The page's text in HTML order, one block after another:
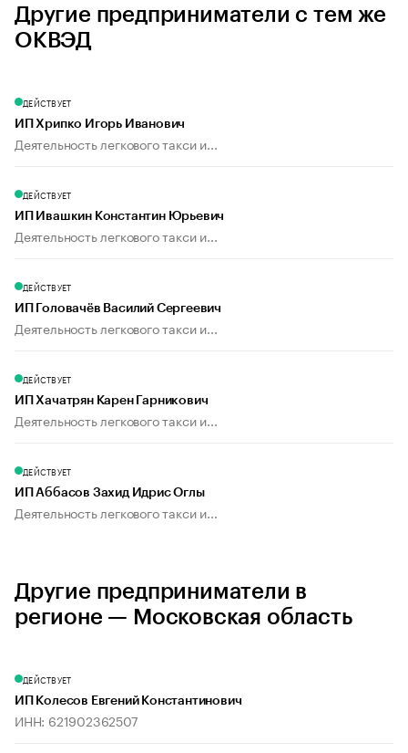
Другие предприниматели с тем же
ОКВЭД
ДЕЙСТВУЕТ
ИП Хрипко Игорь Иванович
Деятельность легкового такси и...
ДЕЙСТВУЕТ
ИП Ивашкин Константин Юрьевич
Деятельность легкового такси и...
ДЕЙСТВУЕТ
ИП Головачёв Василий Сергеевич
Деятельность легкового такси и...
ДЕЙСТВУЕТ
ИП Хачатрян Карен Гарникович
Деятельность легкового такси и...
ДЕЙСТВУЕТ
ИП Аббасов Захид Идрис Оглы
Деятельность легкового такси и...
Другие предприниматели в
регионе — Московская область
ДЕЙСТВУЕТ
ИП Колесов Евгений Константинович
ИНН: 621902362507